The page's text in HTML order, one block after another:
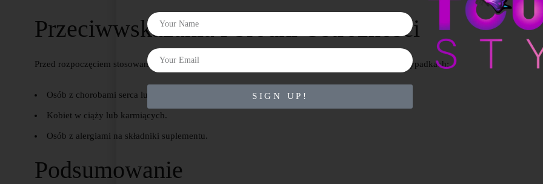
Przeciwwskazania i Środki Ostrożności
Przed rozpoczęciem stosowania Fenandrolu, warto skonsultować się z lekarzem, szczególnie w przypadkach:
Osób z chorobami serca lub układu krążenia.
Kobiet w ciąży lub karmiących.
Osób z alergiami na składniki suplementu.
Podsumowanie
SIGN UP!